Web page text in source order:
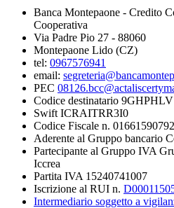
Banca Montepaone - Credito
Cooperativa
Via Padre Pio 27 - 88060
Montepaone Lido (CZ)
tel: 0967576941
email:
PEC
Codice destinatario 9GHPHLV
Swift ICRAITRR3I0
Codice Fiscale n. 01661590792
Aderente al Gruppo bancario
Partecipante al Gruppo IVA
Iccrea
Partita IVA 15240741007
Iscrizione al RUI n.
Intermediario soggetto a